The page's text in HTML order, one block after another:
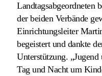
Landtagsabgeordneten
der beiden Verbände
Einrichtungsleiter
begeistert und dankte
Unterstützung.
Tag und Nacht um